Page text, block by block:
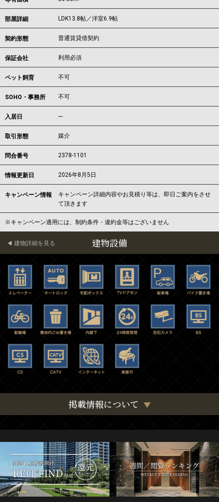
部屋詳細 LDK13.8帖／洋室6.9帖
契約形態 普通賃貸借契約
保証会社 利用必須
ペット飼育 不可
SOHO・事務所 不可
入居日 ---
取引形態 媒介
問合番号 2378-1101
情報更新日 2026年8月5日
キャンペーン情報
キャンペーン詳細内容やお見積り等は、即日ご案内をさせ
て頂きます
※キャンペーン適用には、制約条件・違約金等はございません
建物設備
建物詳細を見る
掲載情報について